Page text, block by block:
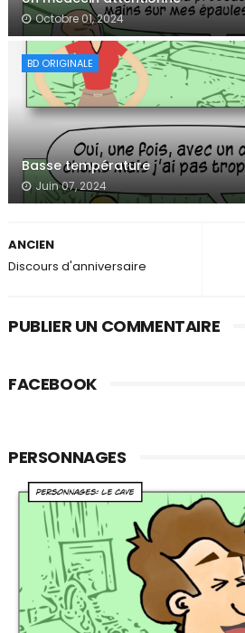
Octobre 01, 2024
BD ORIGINALE
Basse température
Juin 07, 2024
ANCIEN
Discours d'anniversaire
PUBLIER UN COMMENTAIRE
FACEBOOK
PERSONNAGES